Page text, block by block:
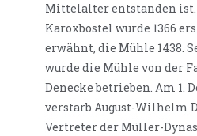
Mittelalter entstanden
Karoxbostel wurde 1366
erwähnt, die Mühle 1438.
wurde die Mühle von der
Denecke betrieben. Am 1.
verstarb August-Wilhelm
Vertreter der Müller-